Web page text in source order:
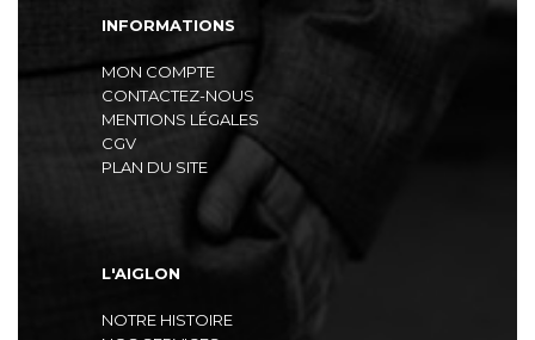
INFORMATIONS
MON COMPTE
CONTACTEZ-NOUS
MENTIONS LÉGALES
CGV
PLAN DU SITE
L'AIGLON
NOTRE HISTOIRE